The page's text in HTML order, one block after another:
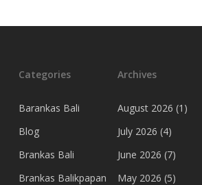
Categories
Barankas Bali
Blog
Brankas Bali
Brankas Balikpapan
Archives
August 2026 (1)
July 2026 (4)
June 2026 (7)
May 2026 (5)